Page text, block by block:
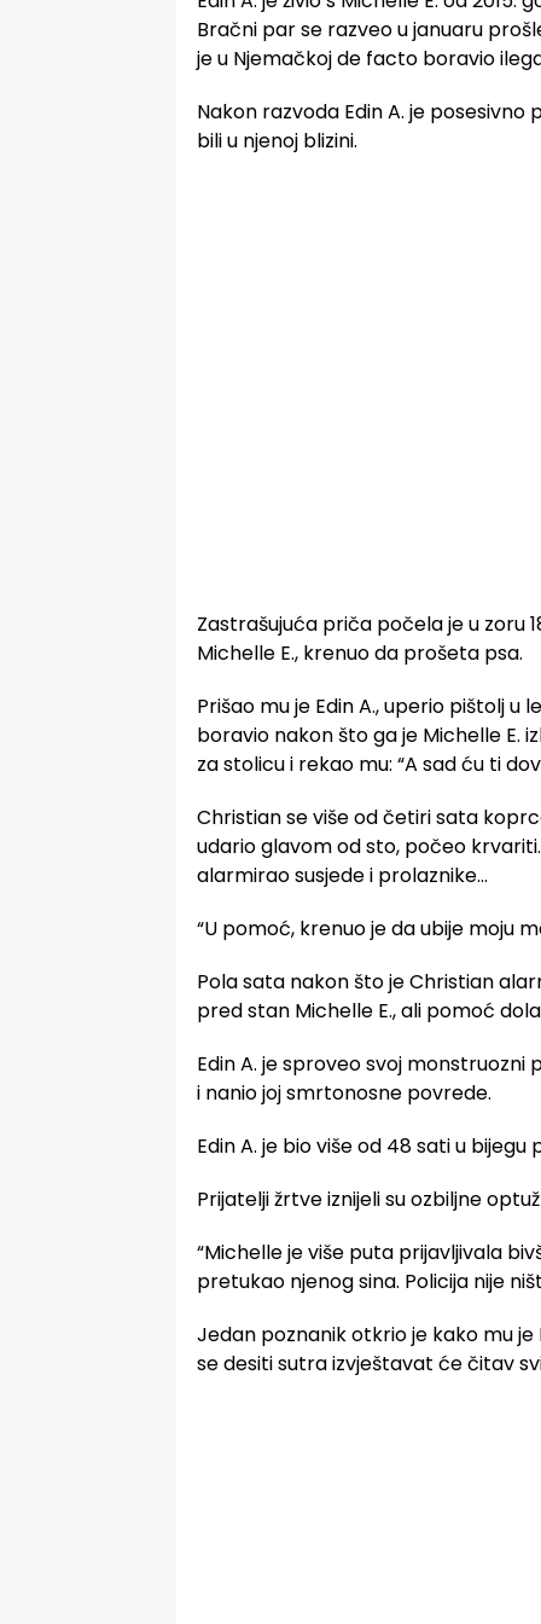
Bračni par se razveo u januaru
je u Njemačkoj de facto boravio
Nakon razvoda Edin A. je
bili u njenoj blizini.
Zastrašujuća priča počela je u zoru
Michelle E., krenuo da prošeta psa.
Prišao mu je Edin A., uperio pištolj u
boravio nakon što ga je Michelle E.
za stolicu i rekao mu: “A sad ću ti
Christian se više od četiri sata
udario glavom od sto, počeo
alarmirao susjede i prolaznike…
“U pomoć, krenuo je da ubije moju
Pola sata nakon što je Christian
pred stan Michelle E., ali pomoć
Edin A. je sproveo svoj monstruozni
i nanio joj smrtonosne povrede.
Edin A. je bio više od 48 sati u
Prijatelji žrtve iznijeli su ozbiljne
“Michelle je više puta prijavljivala
pretukao njenog sina. Policija nije
Jedan poznanik otkrio je kako mu je
se desiti sutra izvještavat će čitav